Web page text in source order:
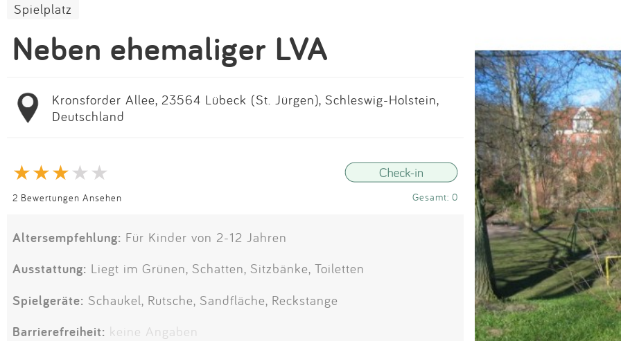
Kontakt
Impressum
Anmelden
Spielplatz
Neben ehemaliger LVA
Kronsforder Allee, 23564 Lübeck (St. Jürgen), Schleswig-Holstein,
Deutschland
2 Bewertungen Ansehen Gesamt: 0
Altersempfehlung: Für Kinder von 2-12 Jahren
Ausstattung: Liegt im Grünen, Schatten, Sitzbänke, Toiletten
Spielgeräte: Schaukel, Rutsche, Sandfläche, Reckstange
Barrierefreiheit: keine Angaben